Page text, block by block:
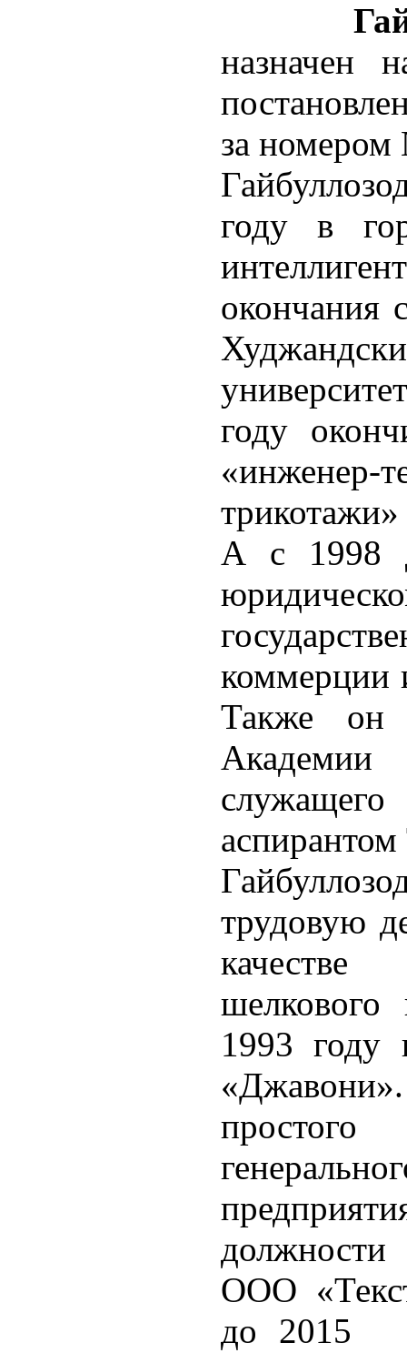
назначен
за
году в
окончания
году
трикотажи»
А с 1998
коммерции
Также он
трудовую
шелкового
1993
ООО
до 2015